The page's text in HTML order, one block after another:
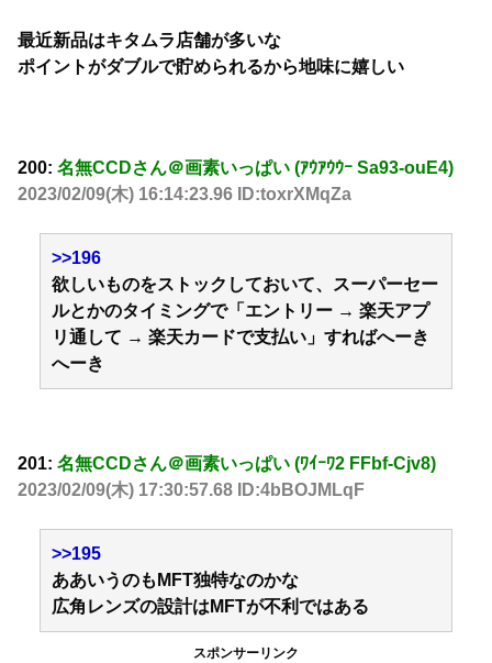
最近新品はキタムラ店舗が多いな
ポイントがダブルで貯められるから地味に嬉しい
200: 名無CCDさん＠画素いっぱい (ｱｳｱｳｳｰ Sa93-ouE4)
2023/02/09(木) 16:14:23.96 ID:toxrXMqZa
>>196
欲しいものをストックしておいて、スーパーセー
ルとかのタイミングで「エントリー → 楽天アプ
リ通して → 楽天カードで支払い」すればへーき
へーき
201: 名無CCDさん＠画素いっぱい (ﾜｲｰﾜ2 FFbf-Cjv8)
2023/02/09(木) 17:30:57.68 ID:4bBOJMLqF
>>195
ああいうのもMFT独特なのかな
広角レンズの設計はMFTが不利ではある
スポンサーリンク